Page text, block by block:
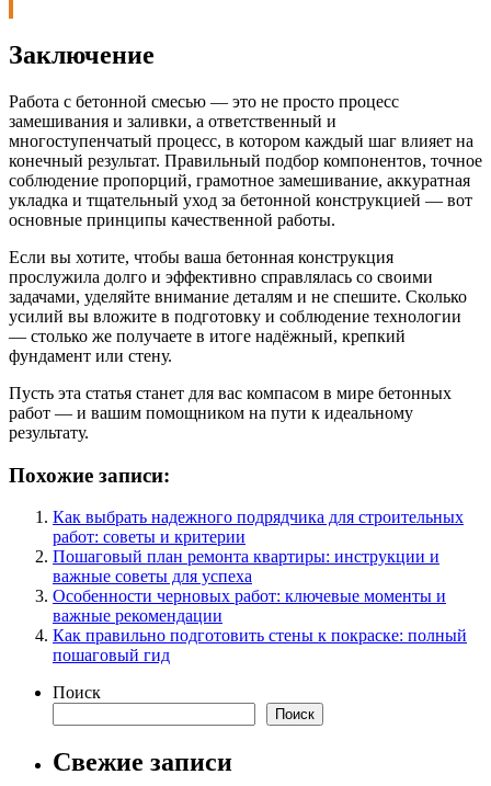
Заключение
Работа с бетонной смесью — это не просто процесс
замешивания и заливки, а ответственный и
многоступенчатый процесс, в котором каждый шаг влияет на
конечный результат. Правильный подбор компонентов, точное
соблюдение пропорций, грамотное замешивание, аккуратная
укладка и тщательный уход за бетонной конструкцией — вот
основные принципы качественной работы.
Если вы хотите, чтобы ваша бетонная конструкция
прослужила долго и эффективно справлялась со своими
задачами, уделяйте внимание деталям и не спешите. Сколько
усилий вы вложите в подготовку и соблюдение технологии
— столько же получаете в итоге надёжный, крепкий
фундамент или стену.
Пусть эта статья станет для вас компасом в мире бетонных
работ — и вашим помощником на пути к идеальному
результату.
Похожие записи:
Как выбрать надежного подрядчика для строительных
работ: советы и критерии
Пошаговый план ремонта квартиры: инструкции и
важные советы для успеха
Особенности черновых работ: ключевые моменты и
важные рекомендации
Как правильно подготовить стены к покраске: полный
пошаговый гид
Поиск
Поиск
Свежие записи